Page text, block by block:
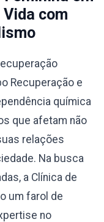
com
Recuperação e
química
que afetam não
relações
Na busca
a Clínica de
um farol de
no